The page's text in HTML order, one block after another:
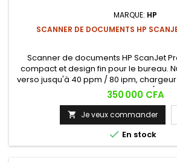
MARQUE: HP
SCANNER DE DOCUMENTS HP
Scanner de documents HP ScanJet
compact et design fin pour le bureau.
verso jusqu'à 40 ppm / 80 ipm,
feuilles et démarrage instantané (HP
Prix
350 000 CFA
 Je veux commander
 En stock